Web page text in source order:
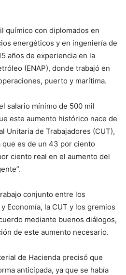
químico con diplomados en
energéticos y en ingeniería de
años de experiencia en la
(ENAP), donde trabajó en
puerto y marítima.
salario mínimo de 500 mil
este aumento histórico nace de
Unitaria de Trabajadores (CUT),
que es de un 43 por ciento
ciento real en el aumento del
conjunto entre los
Economía, la CUT y los gremios
mediante buenos diálogos,
de este aumento necesario.
de Hacienda precisó que
anticipada, ya que se había